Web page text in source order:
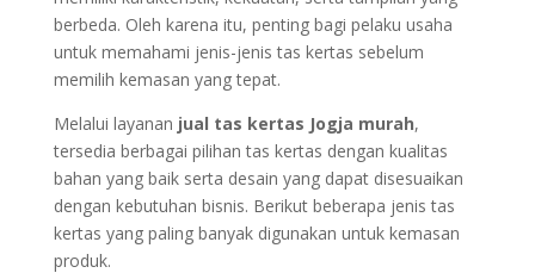
berbeda. Oleh karena itu, penting bagi pelaku usaha
untuk memahami jenis-jenis tas kertas sebelum
memilih kemasan yang tepat.
Melalui layanan jual tas kertas Jogja murah,
tersedia berbagai pilihan tas kertas dengan kualitas
bahan yang baik serta desain yang dapat disesuaikan
dengan kebutuhan bisnis. Berikut beberapa jenis tas
kertas yang paling banyak digunakan untuk kemasan
produk.